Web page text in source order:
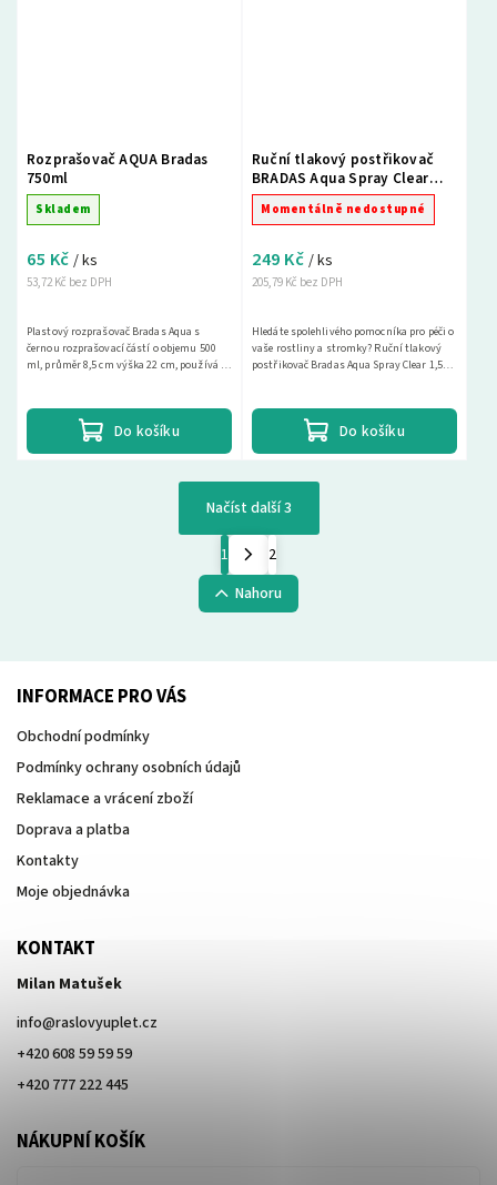
Rozprašovač AQUA Bradas
750ml
Skladem
53,72 Kč bez DPH
65 Kč / ks
Do košíku
Plastový rozprašovač Bradas Aqua s
černou rozprašovací částí o objemu 500
ml, průměr 8,5 cm výška 22 cm, používá se
Ruční tlakový postřikovač
BRADAS Aqua Spray Clear
1,5L
Momentálně nedostupné
205,79 Kč bez DPH
249 Kč / ks
Do košíku
Hledáte spolehlivého pomocníka pro péči o
vaše rostliny a stromky? Ruční tlakový
postřikovač Bradas Aqua Spray Clear 1,5L
Načíst další 3
1
2
Nahoru
INFORMACE PRO VÁS
Obchodní podmínky
Podmínky ochrany osobních údajů
Reklamace a vrácení zboží
Doprava a platba
Kontakty
Moje objednávka
KONTAKT
Milan Matušek
info@raslovyuplet.cz
+420 608 59 59 59
+420 777 222 445
NÁKUPNÍ KOŠÍK